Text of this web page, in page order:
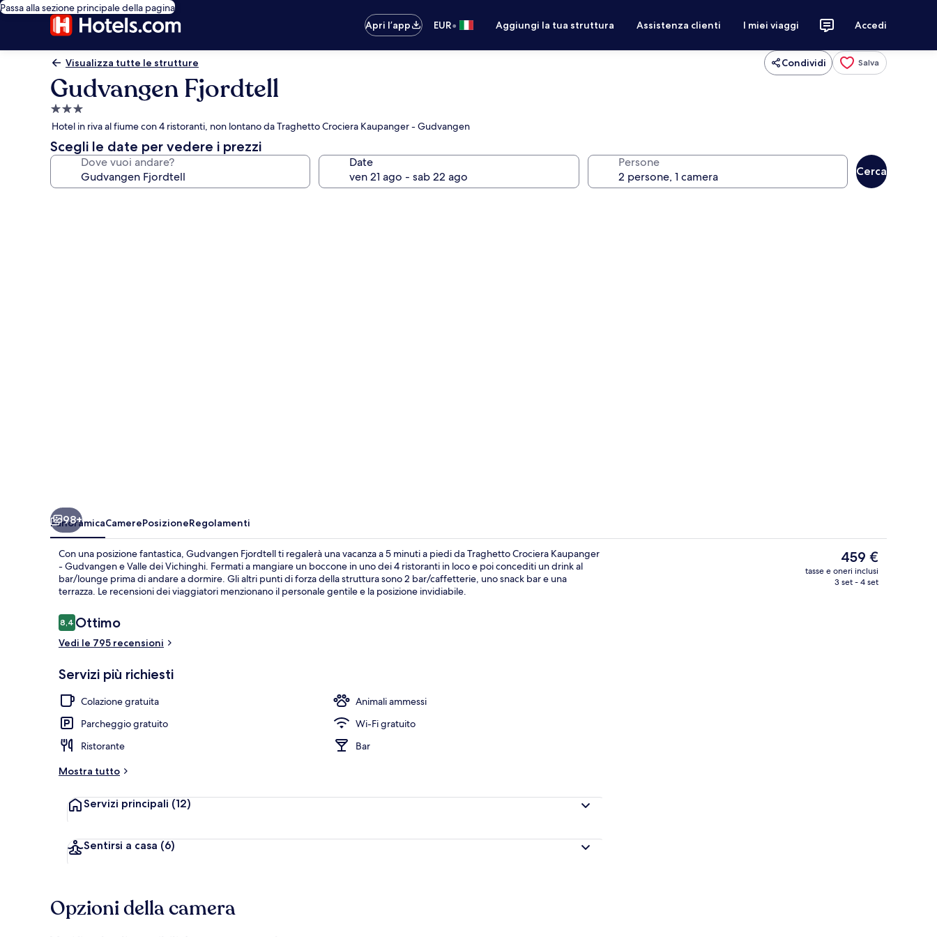
Passa alla sezione principale della pagina
Apri l’app
EUR• Aggiungi la tua struttura Assistenza clienti I miei viaggi Accedi
Visualizza tutte le strutture Condividi Salva
Gudvangen Fjordtell
Struttura
a
3.0
stelle
Hotel in riva al fiume con 4 ristoranti, non lontano da Traghetto Crociera Kaupanger - Gudvangen
Scegli le date per vedere i prezzi
Dove vuoi andare? Date Persone
Cerca
98+
PanoramicaCamerePosizioneRegolamenti
Con una posizione fantastica, Gudvangen Fjordtell ti regalerà una vacanza a 5 minuti a piedi da Traghetto Crociera Kaupanger
- Gudvangen e Valle dei Vichinghi. Fermati a mangiare un boccone in uno dei 4 ristoranti in loco e poi concediti un drink al
bar/lounge prima di andare a dormire. Gli altri punti di forza della struttura sono 2 bar/caffetterie, uno snack bar e una
terrazza. Le recensioni dei viaggiatori menzionano il personale gentile e la posizione invidiabile.
Recensioni
8,48,4 su 10
Ottimo
Vedi le 795 recensioni
Servizi più richiesti
Colazione gratuita
Animali ammessi
Parcheggio gratuito
Wi-Fi gratuito
Ristorante
Bar
Mostra tutto
Servizi principali (12)
Sentirsi a casa (6)
Il
prezzo
attuale
459 €
tasse e oneri inclusi
3 set - 4 set
Opzioni della camera